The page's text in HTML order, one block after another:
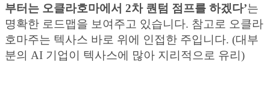
부터는 오클라호마에서 2차 퀀텀 점프를 하겠다’는
명확한 로드맵을 보여주고 있습니다. 참고로 오클라
호마주는 텍사스 바로 위에 인접한 주입니다. (대부
분의 AI 기업이 텍사스에 많아 지리적으로 유리)